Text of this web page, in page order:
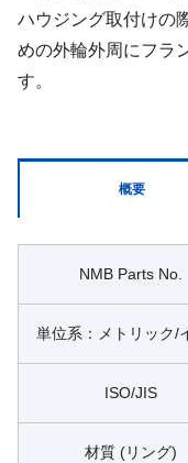
ハウジング取付けの
めの外輪外周にフラ
す。
概要
NMB Parts No.
単位系：メトリック/
ISO/JIS
材質 (リング)